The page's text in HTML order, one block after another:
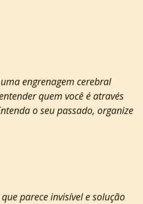
engrenagem cerebral
quem você é através
o seu passado, organize